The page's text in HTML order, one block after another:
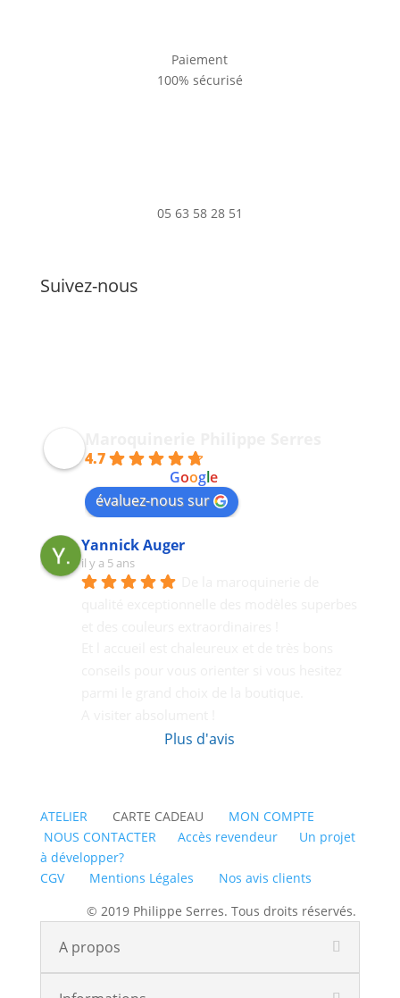
Paiement
100% sécurisé
05 63 58 28 51
Suivez-nous
Maroquinerie Philippe Serres
4.7
Google
évaluez-nous sur
Yannick Auger
il y a 5 ans
Plus d'avis
ATELIER CARTE CADEAU MON COMPTE
NOUS CONTACTER
Accès revendeur
Un projet
à développer?
CGV
Mentions Légales
Nos avis clients
© 2019 Philippe Serres. Tous droits réservés.
A propos